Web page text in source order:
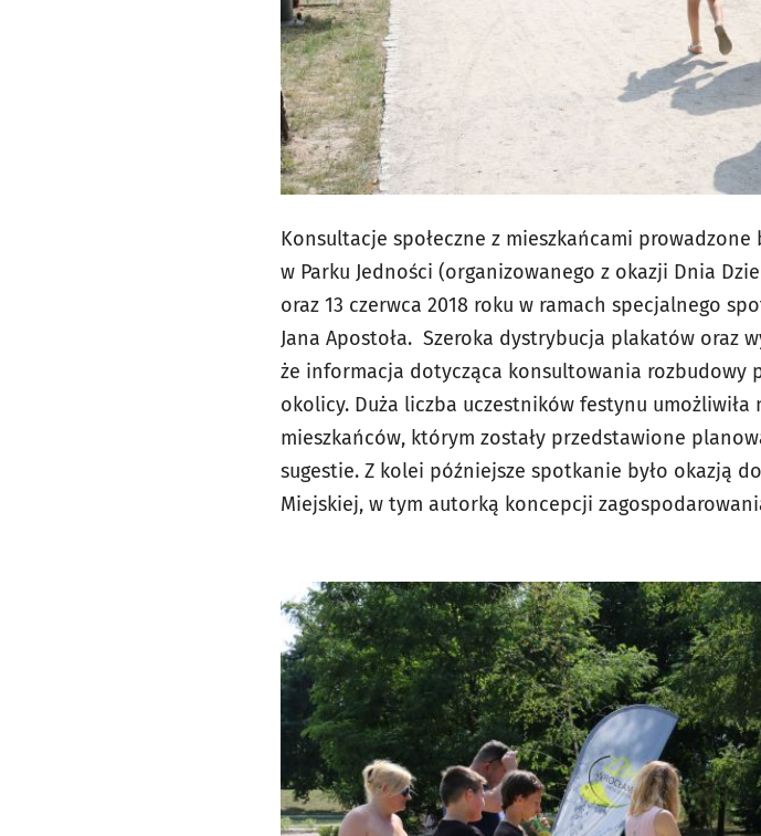
Konsultacje społeczne z mieszkańcami prowadzone
w Parku Jedności (organizowanego z okazji Dnia
oraz 13 czerwca 2018 roku w ramach specjalnego
Jana Apostoła. Szeroka dystrybucja plakatów oraz
że informacja dotycząca konsultowania rozbudowy
okolicy. Duża liczba uczestników festynu
mieszkańców, którym zostały przedstawione
sugestie. Z kolei późniejsze spotkanie było okazją
Miejskiej, w tym autorką koncepcji